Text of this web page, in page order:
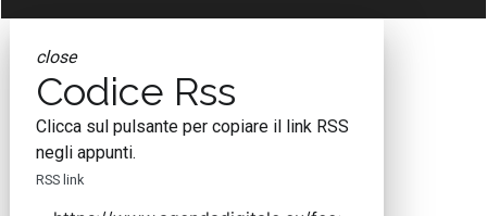
close
Codice Rss
Clicca sul pulsante per copiare il link RSS
negli appunti.
RSS link